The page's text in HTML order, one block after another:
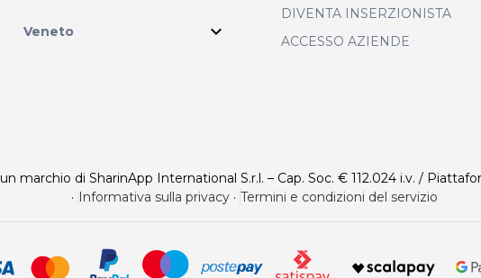
Veneto expand_more
DIVENTA INSERZIONISTA
ACCESSO AZIENDE
marchio di SharinApp International S.r.l. – Cap. Soc. € 112.024 i.v. /
· Informativa sulla privacy· Termini e condizioni del servizio